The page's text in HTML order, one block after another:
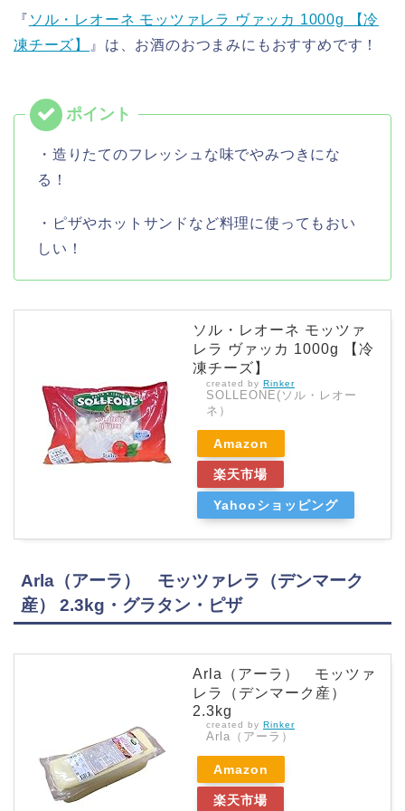
『 ソル・レオーネ モッツァレラ ヴァッカ 1000g 【冷
凍チーズ】
』は、お酒のおつまみにもおすすめです！
・造りたてのフレッシュな味でやみつきにな
る！
・ピザやホットサンドなど料理に使ってもおい
しい！
ソル・レオーネ モッツァ
レラ ヴァッカ 1000g 【冷
凍チーズ】
created by Rinker
SOLLEONE(ソル・レオー
ネ）
Amazon
楽天市場
Yahooショッピング
Arla（アーラ） モッツァレラ（デンマーク
産） 2.3kg・グラタン・ピザ
Arla（アーラ） モッツァ
レラ（デンマーク産）
2.3kg
created by Rinker
Arla（アーラ）
Amazon
楽天市場